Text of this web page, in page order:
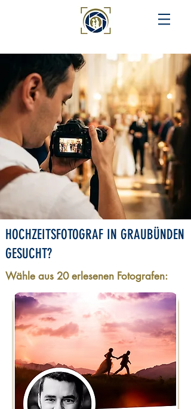
HOCHZEITSFOTOGRAF IN GRAUBÜNDEN
GESUCHT?
Wähle aus 20 erlesenen Fotografen: